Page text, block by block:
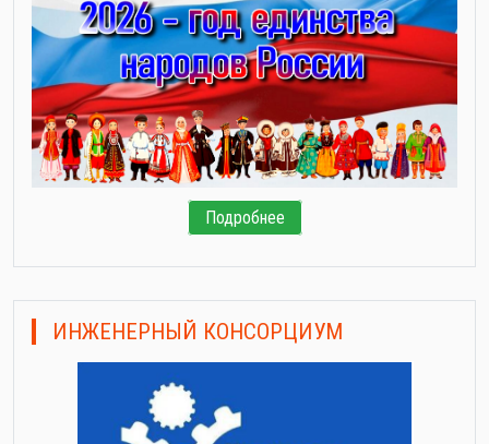
Подробнее
ИНЖЕНЕРНЫЙ КОНСОРЦИУМ